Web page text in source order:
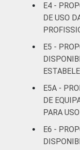
1Base:
entre
²
Internet
ao
Fonte:
E4 -
DE USO
E5 -
E5A -
DE
PARA
E6 -